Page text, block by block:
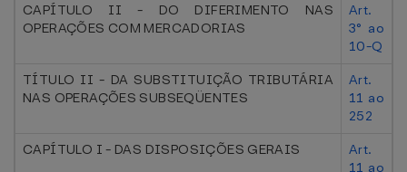
CAPÍTULO II - DO DIFERIMENTO NAS
OPERAÇÕES COM MERCADORIAS
Art.
3° ao
10-Q
TÍTULO II - DA SUBSTITUIÇÃO TRIBUTÁRIA
NAS OPERAÇÕES SUBSEQÜENTES
Art.
11 ao
252
CAPÍTULO I - DAS DISPOSIÇÕES GERAIS
Art.
11 ao